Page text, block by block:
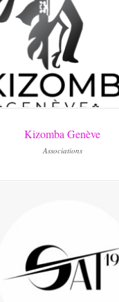
Kizomba Genève
Associations